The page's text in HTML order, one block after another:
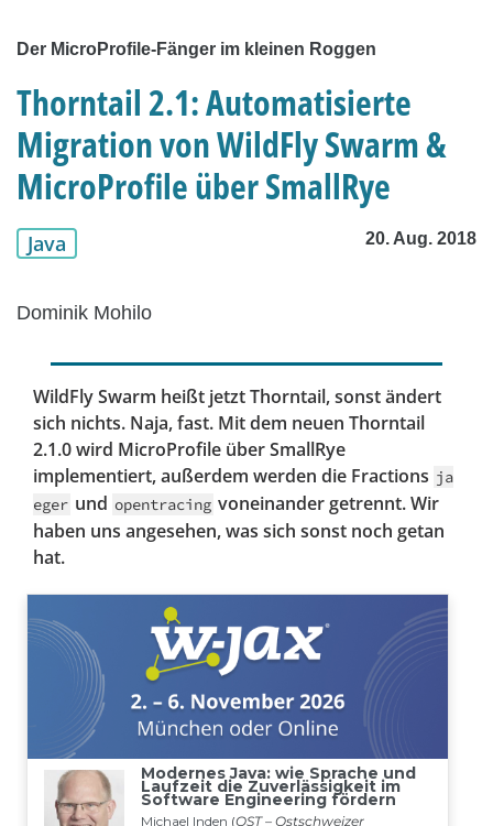
Der MicroProfile-Fänger im kleinen Roggen
Thorntail 2.1: Automatisierte
Migration von WildFly Swarm &
MicroProfile über SmallRye
Java 20. Aug. 2018
Dominik Mohilo
WildFly Swarm heißt jetzt Thorntail, sonst ändert
sich nichts. Naja, fast. Mit dem neuen Thorntail
2.1.0 wird MicroProfile über SmallRye
implementiert, außerdem werden die Fractions ja
eger und opentracing voneinander getrennt. Wir
haben uns angesehen, was sich sonst noch getan
hat.